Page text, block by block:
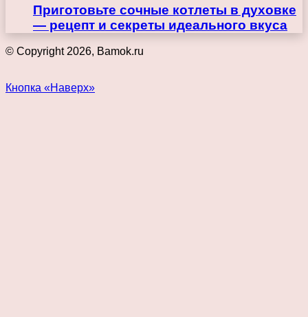
Приготовьте сочные котлеты в духовке
— рецепт и секреты идеального вкуса
© Copyright 2026, Bamok.ru
Кнопка «Наверх»